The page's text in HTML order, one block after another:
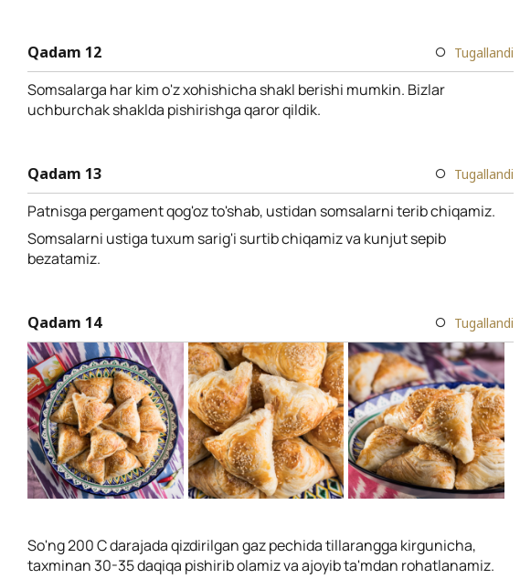
Qadam 12 Tugallandi
Somsalarga har kim o'z xohishicha shakl berishi mumkin. Bizlar
uchburchak shaklda pishirishga qaror qildik.
Qadam 13 Tugallandi
Patnisga pergament qog'oz to'shab, ustidan somsalarni terib chiqamiz.
Somsalarni ustiga tuxum sarig'i surtib chiqamiz va kunjut sepib
bezatamiz.
Qadam 14 Tugallandi
So'ng 200 C darajada qizdirilgan gaz pechida tillarangga kirgunicha,
taxminan 30-35 daqiqa pishirib olamiz va ajoyib ta'mdan rohatlanamiz.